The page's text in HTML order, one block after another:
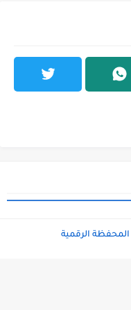
المحفظة الرقمية